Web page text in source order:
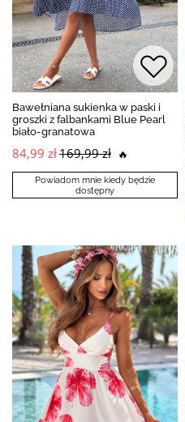
Bawełniana sukienka w paski i
groszki z falbankami Blue Pearl
biało-granatowa
84,99 zł169,99 zł 🔥
Powiadom mnie kiedy będzie
dostępny